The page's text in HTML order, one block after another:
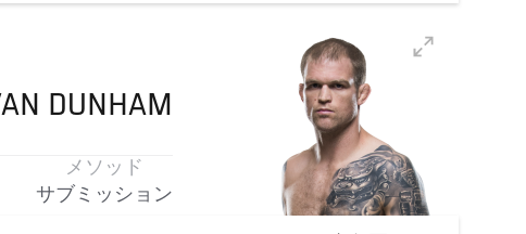
DUNHAM
メソッド
サブミッション